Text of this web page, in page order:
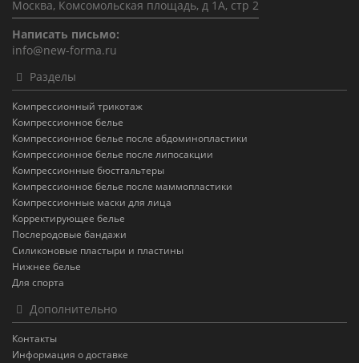
Москва, Комсомольская площадь, д 1А, стр 2
Написать письмо:
info@new-forma.ru
Разделы
Компрессионный трикотаж
Компрессионное белье
Компрессионное белье после абдоминопластики
Компрессионное белье после липосакции
Компрессионные бюстгальтеры
Компрессионное белье после маммопластики
Компрессионные маски для лица
Корректирующее белье
Послеродовые бандажи
Силиконовые пластыри и пластины
Нижнее белье
Для спорта
Дополнительно
Контакты
Информация о доставке